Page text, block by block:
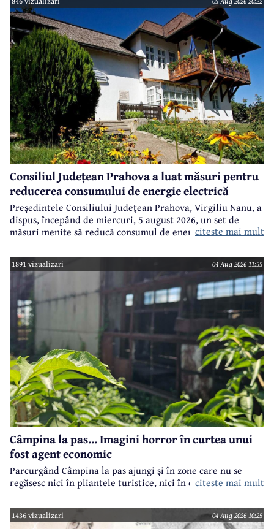
Consiliul Județean Prahova a luat măsuri pentru
reducerea consumului de energie electrică
Președintele Consiliului Județean Prahova, Virgiliu Nanu, a
dispus, începând de miercuri, 5 august 2026, un set de
măsuri menite să reducă consumul de energie electrică în
ca parte a unui demers mai amplu de utilizare responsabilă
a fondurilor publice.
citeste mai mult
1891 vizualizari 04 Aug 2026 11:55
Câmpina la pas... Imagini horror în curtea unui
fost agent economic
Parcurgând Câmpina la pas ajungi și în zone care nu se
regăsesc nici în pliantele turistice, nici în cele.. electorale.
citeste mai mult
1436 vizualizari 04 Aug 2026 10:25